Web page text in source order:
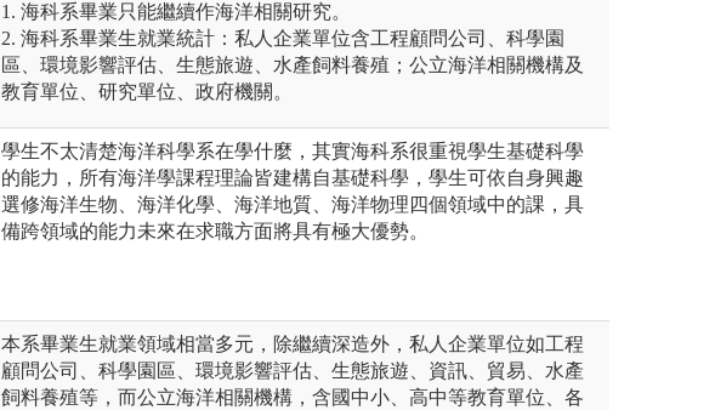
1. 海科系畢業只能繼續作海洋相關研究。
2. 海科系畢業生就業統計：私人企業單位含工程顧問公司、科學園
區、環境影響評估、生態旅遊、水產飼料養殖；公立海洋相關機構及
教育單位、研究單位、政府機關。
學生不太清楚海洋科學系在學什麼，其實海科系很重視學生基礎科學
的能力，所有海洋學課程理論皆建構自基礎科學，學生可依自身興趣
選修海洋生物、海洋化學、海洋地質、海洋物理四個領域中的課，具
備跨領域的能力未來在求職方面將具有極大優勢。
本系畢業生就業領域相當多元，除繼續深造外，私人企業單位如工程
顧問公司、科學園區、環境影響評估、生態旅遊、資訊、貿易、水產
飼料養殖等，而公立海洋相關機構，含國中小、高中等教育單位、各